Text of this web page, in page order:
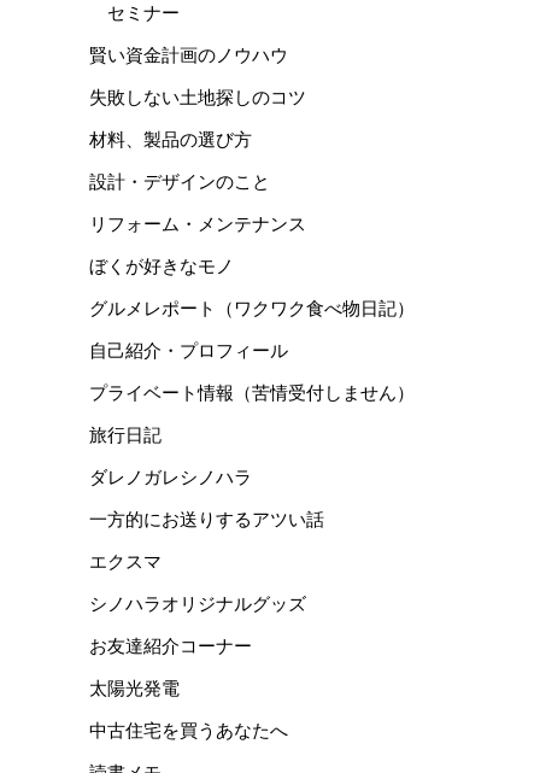
セミナー
賢い資金計画のノウハウ
失敗しない土地探しのコツ
材料、製品の選び方
設計・デザインのこと
リフォーム・メンテナンス
ぼくが好きなモノ
グルメレポート（ワクワク食べ物日記）
自己紹介・プロフィール
プライベート情報（苦情受付しません）
旅行日記
ダレノガレシノハラ
一方的にお送りするアツい話
エクスマ
シノハラオリジナルグッズ
お友達紹介コーナー
太陽光発電
中古住宅を買うあなたへ